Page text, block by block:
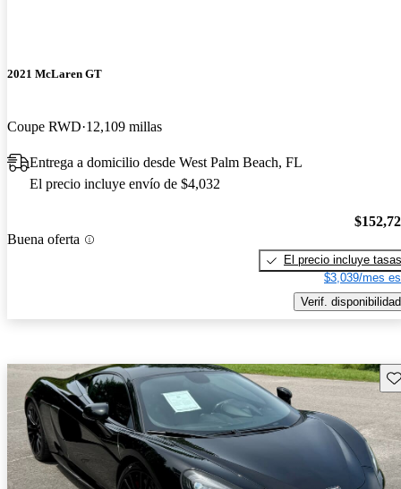
2021 McLaren GT
Coupe RWD 12,109 millas
Entrega a domicilio desde West Palm Beach, FL
El precio incluye envío de $4,032
Buena oferta
El precio incluye tasas
$3,039/mes
Verif. disponibilidad